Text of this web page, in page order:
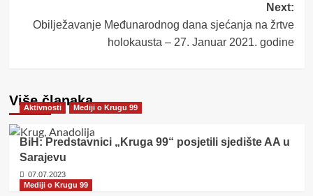
Next:
Obilježavanje Međunarodnog dana sjećanja na žrtve
holokausta – 27. Januar 2021. godine
Više članaka
Aktivnosti Mediji o Krugu 99
BiH: Predstavnici „Kruga 99“ posjetili sjedište AA u
Sarajevu
07.07.2023
Mediji o Krugu 99